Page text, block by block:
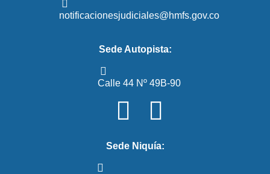
notificacionesjudiciales@hmfs.gov.co
Sede Autopista:
Calle 44 Nº 49B-90
Sede Niquía: